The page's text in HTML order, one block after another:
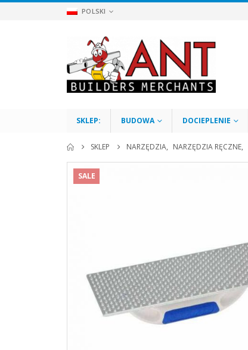
POLSKI
SKLEP: BUDOWA DOCIEPLENIE
SKLEP NARZĘDZIA, NARZĘDZIA RĘCZNE,
SALE